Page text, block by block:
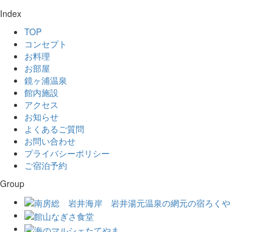
Index
TOP
コンセプト
お料理
お部屋
鏡ヶ浦温泉
館内施設
アクセス
お知らせ
よくあるご質問
お問い合わせ
プライバシーポリシー
ご宿泊予約
Group